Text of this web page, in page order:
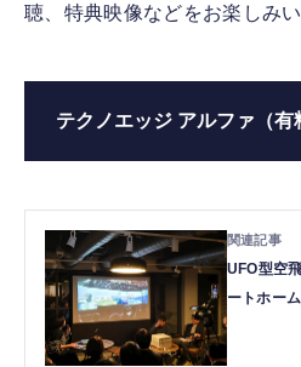
聴、特典映像などをお楽しみい
テクノエッジ アルファ（有
UFO型空
ートホー